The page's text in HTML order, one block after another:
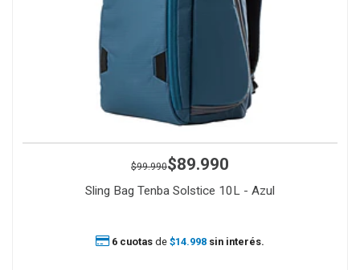
$99.990$89.990
Sling Bag Tenba Solstice 10L - Azul
6 cuotas de $14.998 sin interés.